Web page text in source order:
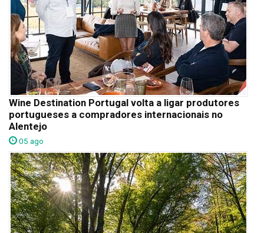
Wine Destination Portugal volta a ligar produtores
portugueses a compradores internacionais no
Alentejo
05 ago